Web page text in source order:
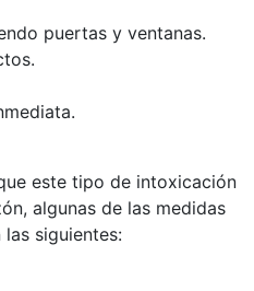
puertas y ventanas.
este tipo de intoxicación
algunas de las medidas
siguientes: